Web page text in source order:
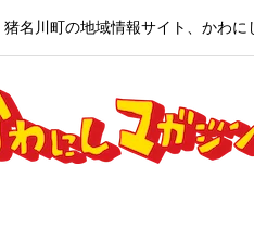
猪名川町の地域情報サイト、かわに